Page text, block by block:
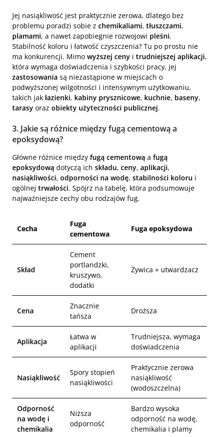
Jej nasiąkliwość jest praktycznie zerowa, dlatego bez
problemu poradzi sobie z chemikaliami, tłuszczami,
plamami, a nawet zapobiegnie rozwojowi pleśni.
Stabilność koloru i łatwość czyszczenia? Tu po prostu nie
ma konkurencji. Mimo wyższej ceny i trudniejszej aplikacji,
która wymaga doświadczenia i szybkości pracy, jej
zastosowania są niezastąpione w miejscach o
podwyższonej wilgotności i intensywnym użytkowaniu,
takich jak łazienki, kabiny prysznicowe, kuchnie, baseny,
tarasy oraz obiekty użyteczności publicznej.
3. Jakie są różnice między fugą cementową a
epoksydową?
Główne różnice między fugą cementową a fugą
epoksydową dotyczą ich składu, ceny, aplikacji,
nasiąkliwości, odporności na wodę, stabilności koloru i
ogólnej trwałości. Spójrz na tabelę, która podsumowuje
najważniejsze cechy obu rodzajów fug.
Cecha
Fuga
cementowa
Fuga epoksydowa
Skład
Cement
portlandzki,
kruszywo,
dodatki
Żywica + utwardzacz
Cena
Znacznie
tańsza
Droższa
Aplikacja
Łatwa w
aplikacji
Trudniejsza, wymaga
doświadczenia
Nasiąkliwość
Spory stopień
nasiąkliwości
Praktycznie zerowa
nasiąkliwość
(wodoszczelna)
Odporność
na wodę i
chemikalia
Niższa
odporność
Bardzo wysoka
odporność na wodę,
chemikalia i plamy